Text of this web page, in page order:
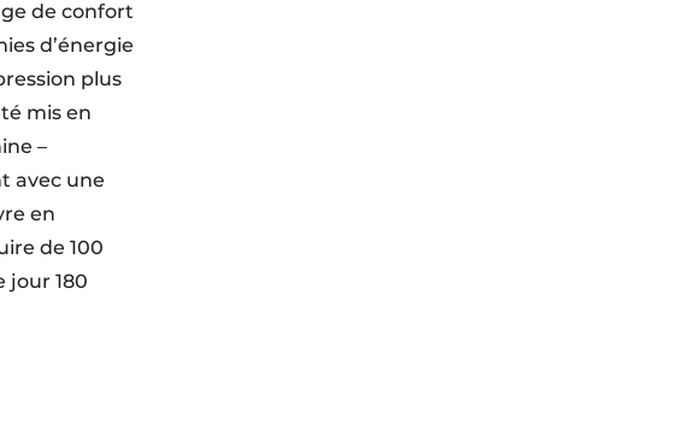
de confort
d’énergie
plus
mis en
–
avec une
en
de 100
jour 180